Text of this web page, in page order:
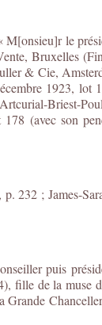
M[onsieu]r le
Bruxelles
& Cie,
1923, lot
Briest-
(avec son
232 ; James-
puis
fille de la
Grande